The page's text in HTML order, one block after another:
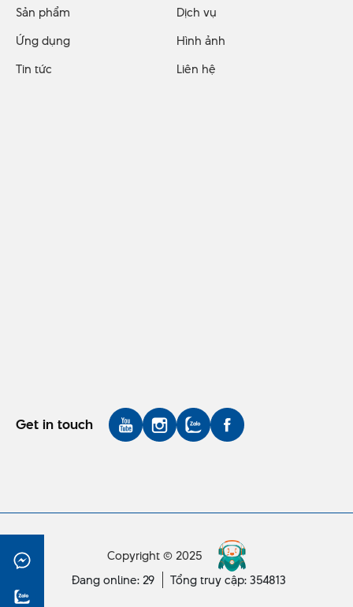
Sản phẩm
Dịch vụ
Ứng dụng
Hình ảnh
Tin tức
Liên hệ
Get in touch
Copyright © 2025
Đang online: 29
Tổng truy cập: 354813